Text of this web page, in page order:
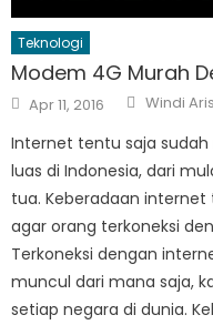
Teknologi
Modem 4G Murah
Posted
on
Apr 11, 2016 Author
Windi
Internet tentu saja
luas di Indonesia, dari
tua. Keberadaan
agar orang terkoneksi
Terkoneksi dengan
muncul dari mana saja,
setiap negara di dunia.